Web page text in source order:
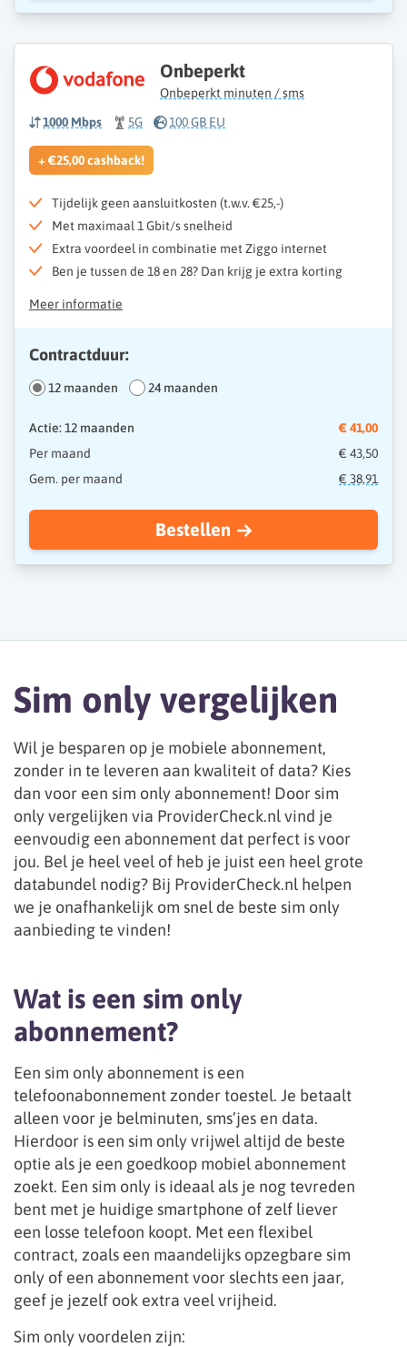
Onbeperkt
Onbeperkt minuten / sms
1000 Mbps
5G 100 GB EU
+ €25,00 cashback!
Tijdelijk geen aansluitkosten (t.w.v. €25,-)
Met maximaal 1 Gbit/s snelheid
Extra voordeel in combinatie met Ziggo internet
Ben je tussen de 18 en 28? Dan krijg je extra korting
Meer informatie
Contractduur:
12 maanden 24 maanden
Actie: 12 maanden
€ 41,00
Per maand
€ 43,50
Gem. per maand
€ 38,91
Bestellen
Sim only vergelijken
Wil je besparen op je mobiele abonnement,
zonder in te leveren aan kwaliteit of data? Kies
dan voor een sim only abonnement! Door sim
only vergelijken via ProviderCheck.nl vind je
eenvoudig een abonnement dat perfect is voor
jou. Bel je heel veel of heb je juist een heel grote
databundel nodig? Bij ProviderCheck.nl helpen
we je onafhankelijk om snel de beste sim only
aanbieding te vinden!
Wat is een sim only
abonnement?
Een sim only abonnement is een
telefoonabonnement zonder toestel. Je betaalt
alleen voor je belminuten, sms’jes en data.
Hierdoor is een sim only vrijwel altijd de beste
optie als je een goedkoop mobiel abonnement
zoekt. Een sim only is ideaal als je nog tevreden
bent met je huidige smartphone of zelf liever
een losse telefoon koopt. Met een flexibel
contract, zoals een maandelijks opzegbare sim
only of een abonnement voor slechts een jaar,
geef je jezelf ook extra veel vrijheid.
Sim only voordelen zijn: